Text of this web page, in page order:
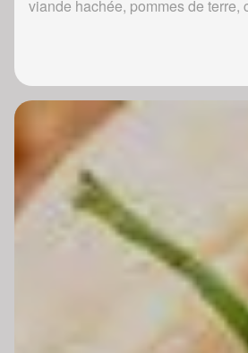
viande hachée, pommes de terre,